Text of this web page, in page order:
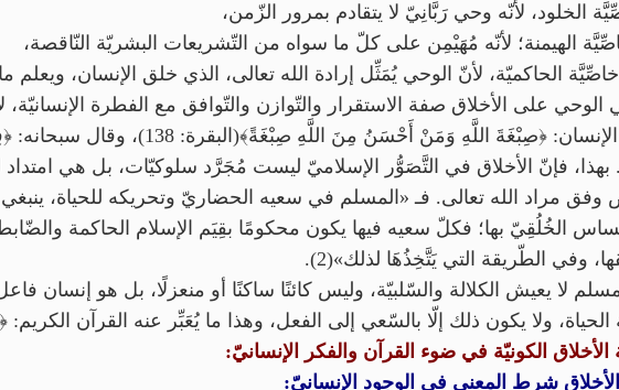
الخلود، لأنّه وحي رَبَّانِيّ لا يتقادم بمرور الزّمن،
الهيمنة؛ لأنّه مُهَيْمِن على كلّ ما سواه من التّشريعات البشريّة النّاقصة،
الحاكميّة، لأنّ الوحي يُمَثِّل إرادة الله تعالى، الذي خلق الإنسان، ويعلم
على الأخلاق صفة الاستقرار والتّوازن والتّوافق مع الفطرة
خلق الإنسان: ﴿صِبْغَةَ اللَّهِ وَمَنْ أَحْسَنُ
بهذا، فإنّ الأخلاق في التَّصَوُّر الإسلاميّ ليست مُجَرَّد سلوكيّات، بل هي
وفق مراد الله تعالى. فـ «المسلم في سعيه الحضاريّ وتحريكه للحياة،
الخُلُقِيّ بها؛ فكلّ سعيه فيها يكون محكومًا بقِيَم الإسلام الحاكمة
وفي الطّريقة التي يَتَّخِذُهَا لذلك»(2).
لا يعيش الكلالة والسّلبيّة، وليس كائنًا ساكنًا أو منعزلًا، بل هو إنسان
ولا يكون ذلك إلّا بالسّعي إلى الفعل، وهذا ما يُعَبِّر عنه القرآن الكريم:
الأخلاق الكونيّة في ضوء القرآن والفكر الإنسانيّ:
الأخلاق شرط المعنى في الوجود الإنسانيّ: